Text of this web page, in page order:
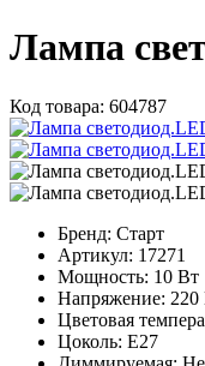
Лампа
Код товара: 604787
Бренд: Старт
Артикул: 17271
Мощность: 10 Вт
Напряжение: 220
Цветовая
Цоколь: E27